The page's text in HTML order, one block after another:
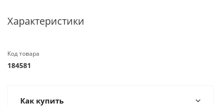
Характеристики
Код товара
184581
Как купить